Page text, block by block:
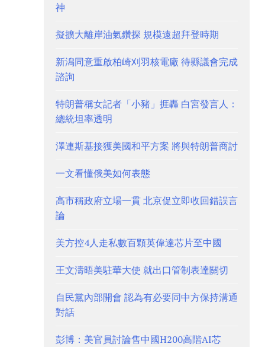
神
擬擴大離岸油氣鑽探 規模遠超拜登時期
新潟同意重啟柏崎刈羽核電廠 待縣議會完成
諮詢
特朗普稱女記者「小豬」捱轟 白宮發言人：
總統坦率透明
澤連斯基接獲美國和平方案 將與特朗普商討
一文看懂俄美如何表態
高市稱政府立場一貫 北京促立即收回錯誤言
論
美方控4人走私數百顆英偉達芯片至中國
王文濤晤美駐華大使 就出口管制表達關切
自民黨內部開會 認為有必要同中方保持溝通
對話
彭博：美官員討論售中國H200高階AI芯